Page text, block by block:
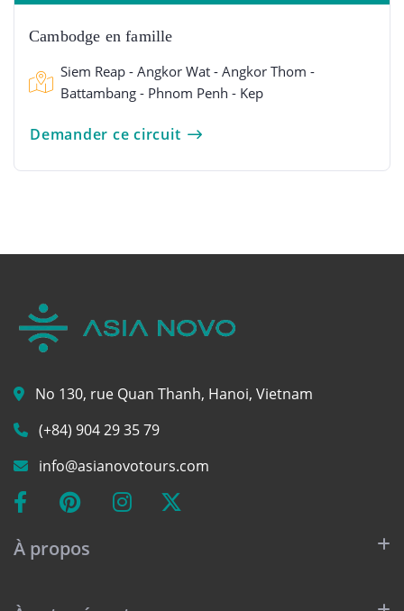
Cambodge en famille
Siem Reap - Angkor Wat - Angkor Thom -
Battambang - Phnom Penh - Kep
Demander ce circuit
No 130, rue Quan Thanh, Hanoi, Vietnam
(+84) 904 29 35 79
info@asianovotours.com
À propos